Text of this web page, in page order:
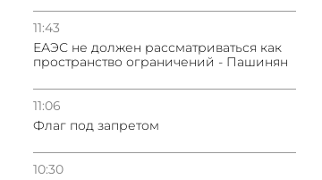
11:43
ЕАЭС не должен рассматриваться как
пространство ограничений - Пашинян
11:06
Флаг под запретом
10:30